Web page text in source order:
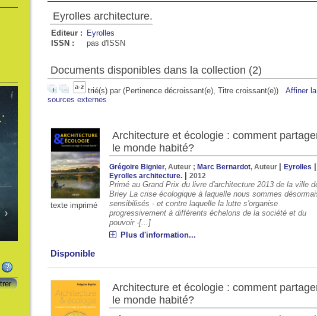
Eyrolles architecture.
Editeur :
Eyrolles
ISSN :
pas d'ISSN
Documents disponibles dans la collection (2)
trié(s) par (Pertinence décroissant(e), Titre croissant(e)) Affiner
sources externes
texte imprimé
Architecture et écologie : comment
le monde habité?
Grégoire Bignier, Auteur ;Marc Bernardot, Auteur |Eyrolles
Eyrolles architecture. |2012
Primé au Grand Prix du livre d'architecture 2013 de la ville
Briey La crise écologique à laquelle nous sommes
sensibilisés - et contre laquelle la lutte s'organise
progressivement à différents échelons de la société et du
pouvoir -[...]
Plus d'information...
Disponible
Architecture et écologie : comment
le monde habité?
06:00 07:00 08:00 09:00
26°C
10:00
28°C
11:00 12:00 13:00 14:00
›